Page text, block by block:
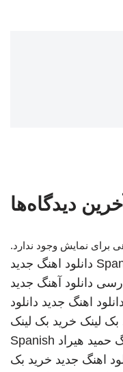
آخرین دیدگاه‌ها
برای نمایش وجود ندارد.
دانلود اهنگ جدید
دانلود آهنگ جدید
دانلود اهنگ جدید دانلود
بک لینک خرید بک لینک
حمید هیراد Spanish
اهنگ جدید خرید بک